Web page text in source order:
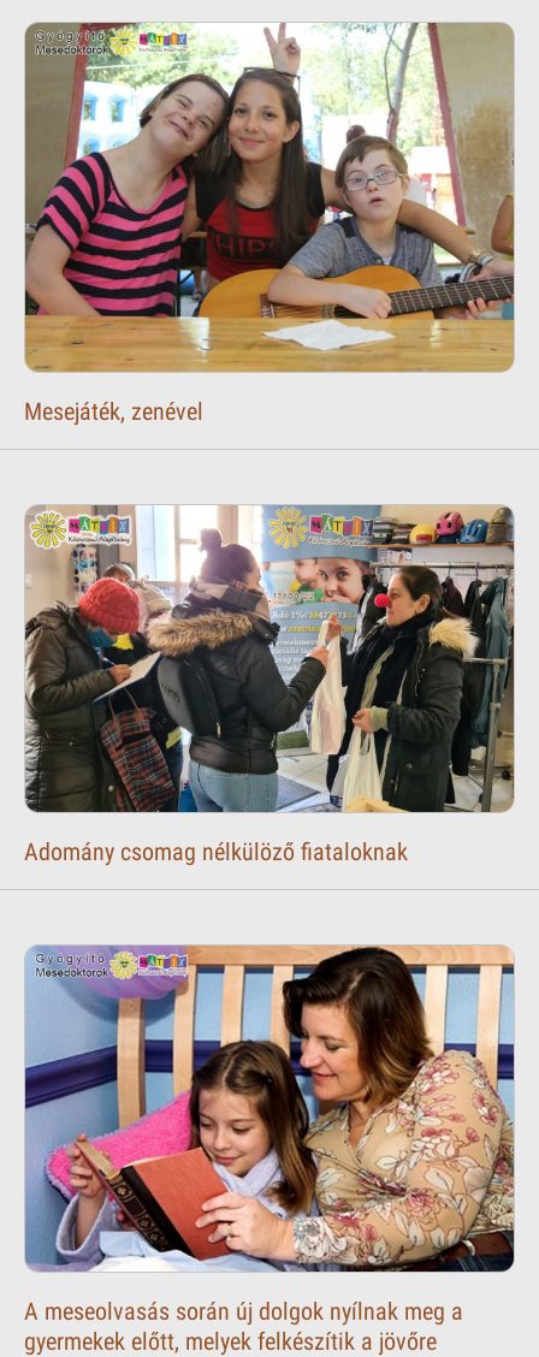
Mesejáték, zenével
Adomány csomag nélkülöző fiataloknak
A meseolvasás során új dolgok nyílnak meg a
gyermekek előtt, melyek felkészítik a jövőre